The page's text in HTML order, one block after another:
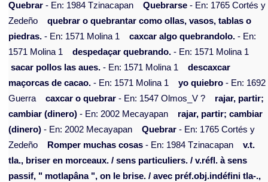
Quebrar - En: 1984 Tzinacapan Quebrarse - En: 1765 Cortés y
Zedeño
quebrar o quebrantar como ollas, vasos, tablas o
piedras. - En: 1571 Molina 1 caxcar algo quebrandolo. - En:
1571 Molina 1
despedaçar quebrando. - En: 1571 Molina 1
sacar pollos las aues. - En: 1571 Molina 1
descaxcar
maçorcas de cacao. - En: 1571 Molina 1 yo quiebro - En: 1692
Guerra
caxcar o quebrar - En: 1547 Olmos_V ?
rajar, partir;
cambiar (dinero) - En: 2002 Mecayapan
rajar, partir; cambiar
(dinero) - En: 2002 Mecayapan Quebrar - En: 1765 Cortés y
Zedeño
Romper muchas cosas - En: 1984 Tzinacapan
v.t.
tla., briser en morceaux. / sens particuliers. / v.réfl. à sens
passif, " motlapâna ", on le brise. / avec préf.obj.indéfini tla-.,